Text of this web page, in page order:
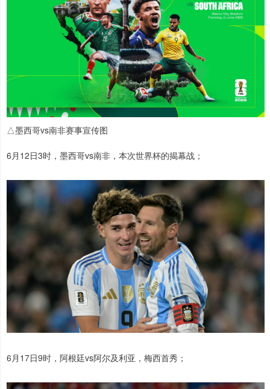
△墨西哥vs南非赛事宣传图
6月12日3时，墨西哥vs南非，本次世界杯的揭幕战；
6月17日9时，阿根廷vs阿尔及利亚，梅西首秀；